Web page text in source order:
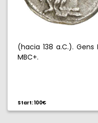
(hacia 138 a.C.). Gens
MBC+.
Start: 100€